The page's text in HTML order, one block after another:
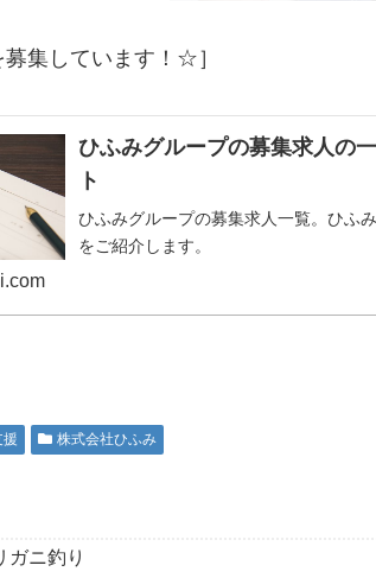
集しています！☆］
ひふみグループの募集求人の
ト
ひふみグループの募集求人一覧。ひふ
をご紹介します。
援 株式会社ひふみ
ガニ釣り